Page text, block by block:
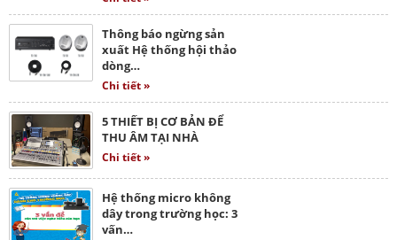
Thông báo ngừng sản
xuất Hệ thống hội thảo
dòng…
Chi tiết »
5 THIẾT BỊ CƠ BẢN ĐỂ
THU ÂM TẠI NHÀ
Chi tiết »
Hệ thống micro không
dây trong trường học: 3
vấn…